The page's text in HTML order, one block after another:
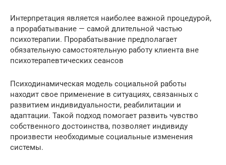
Интерпретация является наиболее важной процедурой,
а прорабатывание — самой длительной частью
психотерапии. Прорабатывание предполагает
обязательную самостоятельную работу клиента вне
психотерапевтических сеансов
Психодинамическая модель социальной работы
находит свое применение в ситуациях, связанных с
развитием индивидуальности, реабилитации и
адаптации. Такой подход помогает развить чувство
собственного достоинства, позволяет индивиду
произвести необходимые социальные изменения
системы.